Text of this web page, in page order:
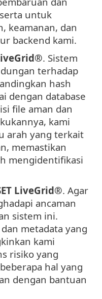
untuk
keamanan, dan
backend kami.
. Sistem
terhadap
hash
dengan database
file aman dan
kami
arah yang terkait
memastikan
mengidentifikasi
LiveGrid®. Agar
ancaman
sistem ini.
metadata yang
kami
risiko yang
hal yang
dengan bantuan